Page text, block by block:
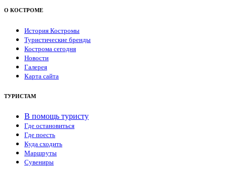
О КОСТРОМЕ
История Костромы
Туристические бренды
Кострома сегодня
Новости
Галерея
Карта сайта
ТУРИСТАМ
В помощь туристу
Где остановиться
Где поесть
Куда сходить
Маршруты
Сувениры